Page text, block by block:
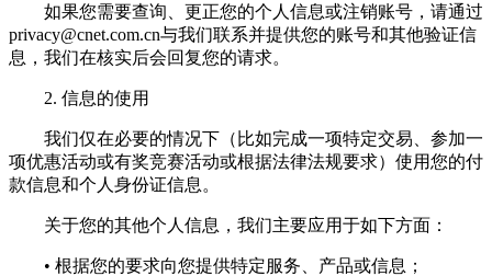
如果您需要查询、更正您的个人信息或注销账号，请通过
privacy@cnet.com.cn与我们联系并提供您的账号和其他验证信
息，我们在核实后会回复您的请求。
2. 信息的使用
我们仅在必要的情况下（比如完成一项特定交易、参加一
项优惠活动或有奖竞赛活动或根据法律法规要求）使用您的付
款信息和个人身份证信息。
关于您的其他个人信息，我们主要应用于如下方面：
• 根据您的要求向您提供特定服务、产品或信息；